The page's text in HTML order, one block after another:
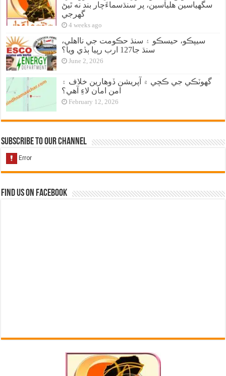
سگهياسين هلياسين، پر سنڌسماءَچار بند نه ٿيڻ
گهرجي
4 weeks ago
سيپڪو، حيسڪو ۽ سنڌ حڪومت جي نااهلي،
سنڌ جا127 ارب رپيا ٻڏي ويا؟
June 2, 2026
گهوٽڪي جي ڪچي ۾ آپريشن ڏوهارين خلاف ۽
امن امان لاءِ آهي؟
February 12, 2026
Subscribe to our Channel
Find us on Facebook